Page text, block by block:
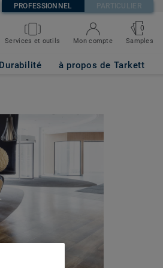
PROFESSIONNEL PARTICULIER
Services et outils Mon compte
0
Samples
à propos de Tarkett